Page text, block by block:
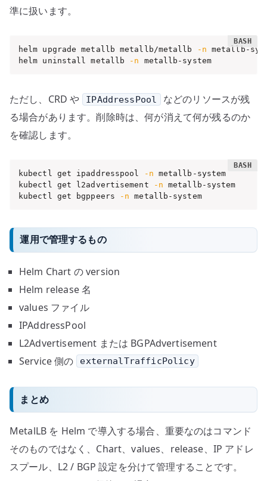
準に扱います。
helm upgrade metallb metallb/metallb -n metallb-
helm uninstall metallb
-n metallb-system
ただし、CRD や IPAddressPool
などのリソースが残
る場合があります。削除時は、何が消えて何が残るのか
を確認します。
kubectl get ipaddresspool -n metallb-system
kubectl get l2advertisement
-n metallb-system
kubectl get bgppeers
-n metallb-system
運用で管理するもの
Helm Chart の version
Helm release 名
values ファイル
IPAddressPool
L2Advertisement または BGPAdvertisement
Service 側の
externalTrafficPolicy
まとめ
MetalLB を Helm で導入する場合、重要なのはコマンド
そのものではなく、Chart、values、release、IP アドレ
スプール、L2 / BGP 設定を分けて管理することです。